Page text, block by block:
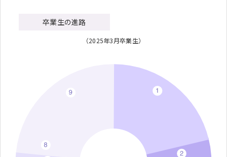
卒業生の進路
（2025年3月卒業生）